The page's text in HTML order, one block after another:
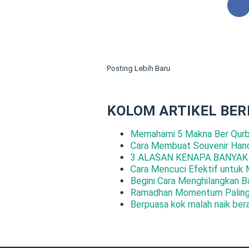
Posting Lebih Baru
KOLOM ARTIKEL
Memahami 5 Makna Ber
Cara Membuat Souvenir
3 ALASAN KENAPA
Cara Mencuci Efektif untuk
Begini Cara Menghilangkan
Ramadhan Momentum
Berpuasa kok malah naik